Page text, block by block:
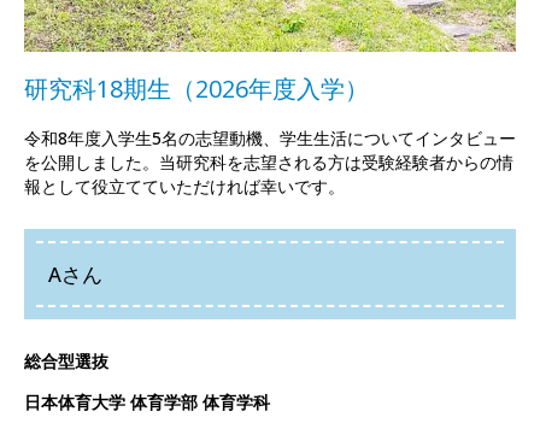
研究科18期生（2026年度入学）
令和8年度入学生5名の志望動機、学生生活についてインタビュー
を公開しました。当研究科を志望される方は受験経験者からの情
報として役立てていただければ幸いです。
Aさん
総合型選抜
日本体育大学 体育学部 体育学科